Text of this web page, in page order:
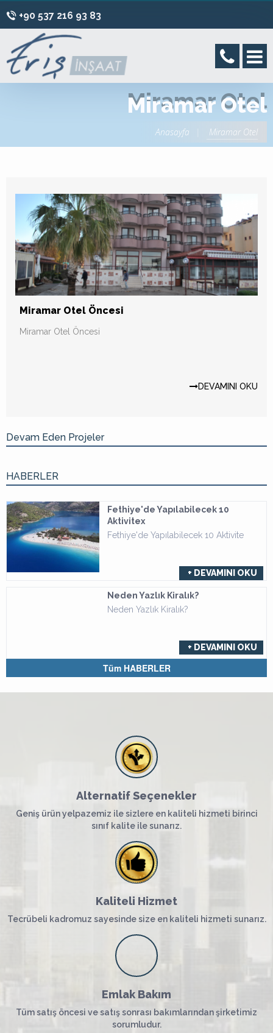
+90 537 216 93 83
Miramar Otel
Anasayfa Miramar Otel
Miramar Otel Öncesi
Miramar Otel Öncesi
DEVAMINI OKU
Devam Eden Projeler
HABERLER
Fethiye'de Yapılabilecek 10
Aktivitex
Fethiye'de Yapılabilecek 10 Aktivite
+ DEVAMINI OKU
Neden Yazlık Kiralık?
Neden Yazlık Kiralık?
+ DEVAMINI OKU
Tüm HABERLER
Alternatif Seçenekler
Geniş ürün yelpazemiz ile sizlere en kaliteli hizmeti birinci
sınıf kalite ile sunarız.
Kaliteli Hizmet
Tecrübeli kadromuz sayesinde size en kaliteli hizmeti sunarız.
Emlak Bakım
Tüm satış öncesi ve satış sonrası bakımlarından şirketimiz
sorumludur.